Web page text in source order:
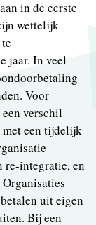
in de eerste
wettelijk
jaar. In veel
Voor
verschil
met een tijdelijk
integratie, en
uit eigen
Bij een